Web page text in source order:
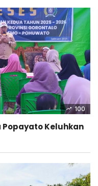
100
Popayato Keluhkan